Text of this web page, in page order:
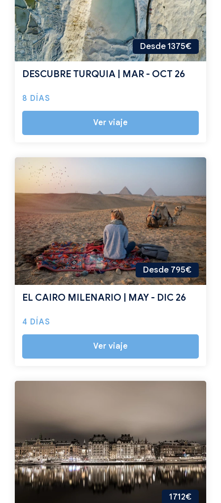
Desde 1375€
DESCUBRE TURQUIA | MAR - OCT 26
8 DÍAS
Ver viaje
Desde 795€
EL CAIRO MILENARIO | MAY - DIC 26
4 DÍAS
Ver viaje
1712€